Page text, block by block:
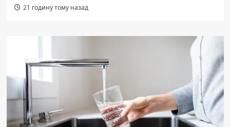
21 годину тому назад